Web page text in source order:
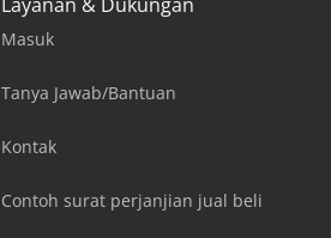
Masuk
Tanya Jawab/Bantuan
Kontak
Contoh surat perjanjian jual beli